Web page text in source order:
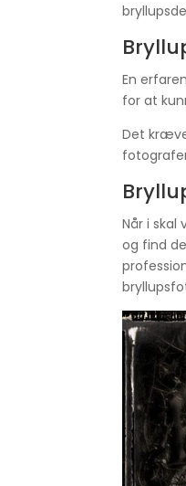
En
for at
Det
Når i skal
og find